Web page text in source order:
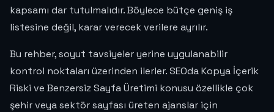
kapsamı dar tutulmalıdır. Böylece bütçe geniş iş
listesine değil, karar verecek verilere ayrılır.
Bu rehber, soyut tavsiyeler yerine uygulanabilir
kontrol noktaları üzerinden ilerler. SEOda Kopya İçerik
Riski ve Benzersiz Sayfa Üretimi konusu özellikle çok
şehir veya sektör sayfası üreten ajanslar için